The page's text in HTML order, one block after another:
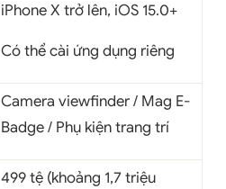
iPhone X trở lên, iOS 15.0+
Có thể cài ứng dụng riêng
Camera viewfinder / Mag E-
Badge / Phụ kiện trang trí
499 tệ (khoảng 1,7 triệu